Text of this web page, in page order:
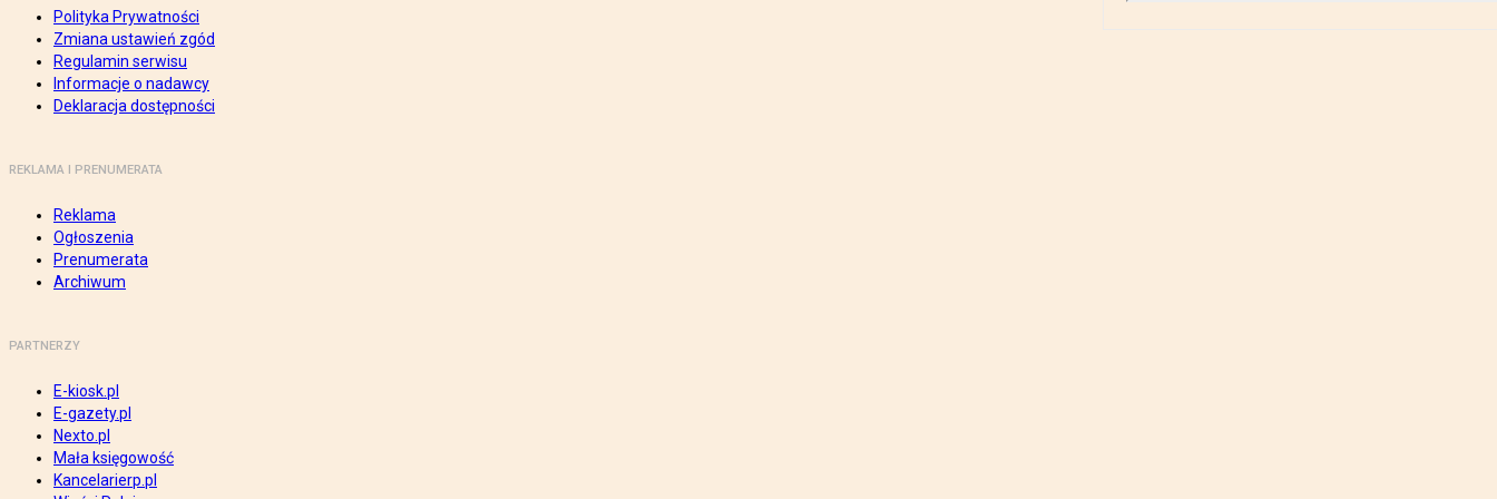
Polityka Prywatności
Zmiana ustawień zgód
Regulamin serwisu
Informacje o nadawcy
Deklaracja dostępności
REKLAMA I PRENUMERATA
Reklama
Ogłoszenia
Prenumerata
Archiwum
PARTNERZY
E-kiosk.pl
E-gazety.pl
Nexto.pl
Mała księgowość
Kancelarierp.pl